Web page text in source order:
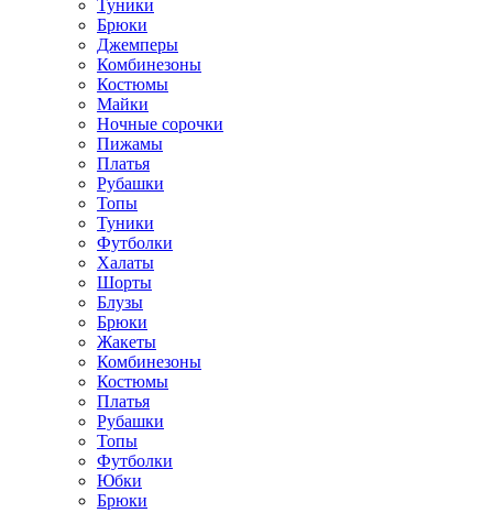
Туники
Брюки
Джемперы
Комбинезоны
Костюмы
Майки
Ночные сорочки
Пижамы
Платья
Рубашки
Топы
Туники
Футболки
Халаты
Шорты
Блузы
Брюки
Жакеты
Комбинезоны
Костюмы
Платья
Рубашки
Топы
Футболки
Юбки
Брюки